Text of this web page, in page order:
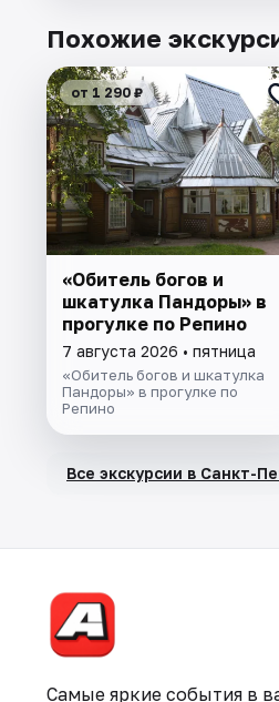
Похожие
от 1 290 ₽
«Обитель богов и
шкатулка Пандоры» в
прогулке по Репино
7 августа 2026 • пятница
«Обитель богов и шкатулка
Пандоры» в прогулке по
Репино
Все экскурсии в Санкт-
Самые яркие события в